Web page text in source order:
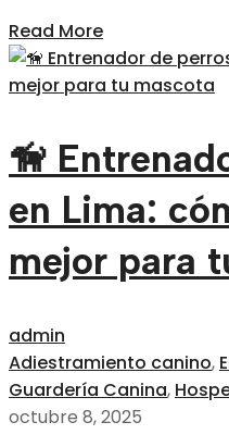
Read More
🦮
en Lima:
mejor para
admin
Adiestramiento canino,
Guardería Canina,
octubre 8, 2025